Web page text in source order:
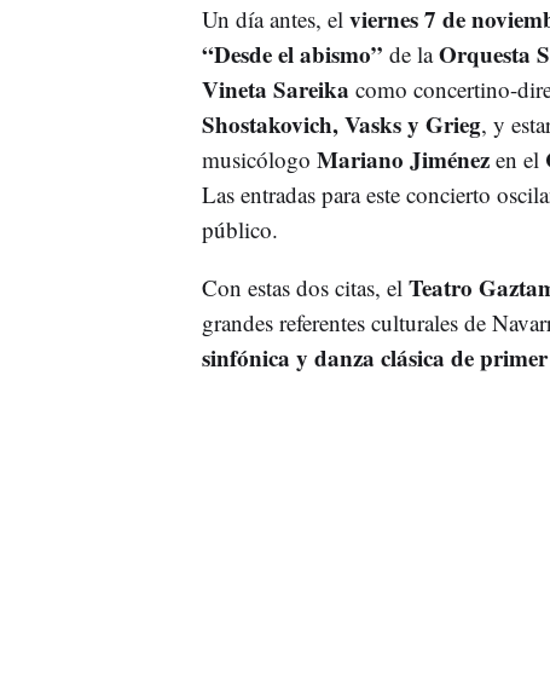
Un día antes, el viernes 7 de
“Desde el abismo” de laOrquesta
Vineta Sareika como concertino-
Shostakovich, Vasks y Grieg, y
musicólogo Mariano Jiménezen el
Las entradas para este concierto
público.
Con estas dos citas, el Teatro
grandes referentes culturales de
sinfónica y danza clásica de